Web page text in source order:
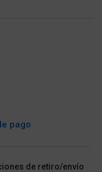
pago
de retiro/envío